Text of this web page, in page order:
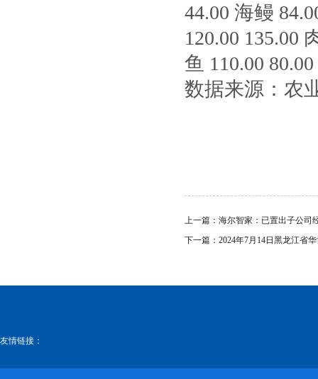
44.00 海鳗
120.00 135.00
鱼 110.00
数据来源：农
上一篇： 海尔智家：已置出子公司
下一篇： 2024年7月14日黑龙江省
友情链接：